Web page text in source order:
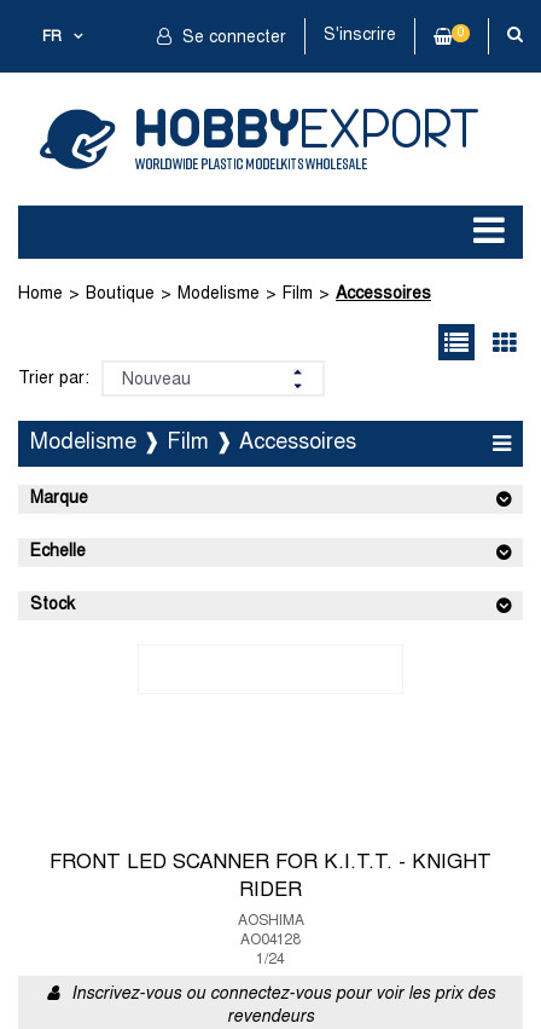
FR Se connecter S'inscrire 0
Home Boutique Modelisme Film Accessoires
Trier par:
Modelisme ❱ Film ❱ Accessoires
Marque
Echelle
Stock
FRONT LED SCANNER FOR K.I.T.T. - KNIGHT
RIDER
AOSHIMA
AO04128
1/24
Inscrivez-vous ou connectez-vous pour voir les prix des
revendeurs